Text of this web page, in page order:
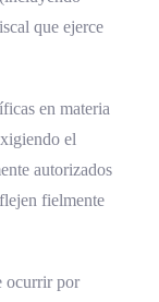
que ejerce
en materia
el
autorizados
fielmente
ocurrir por